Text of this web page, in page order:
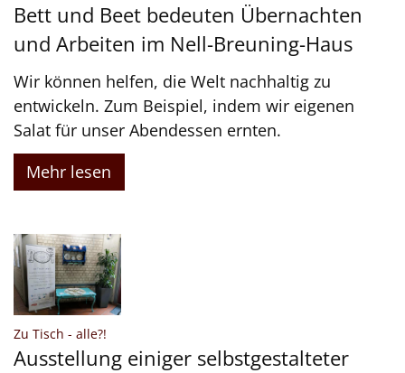
Bett und Beet bedeuten Übernachten
und Arbeiten im Nell-Breuning-Haus
Wir können helfen, die Welt nachhaltig zu
entwickeln. Zum Beispiel, indem wir eigenen
Salat für unser Abendessen ernten.
Mehr lesen
Zu Tisch - alle?!
Ausstellung einiger selbstgestalteter